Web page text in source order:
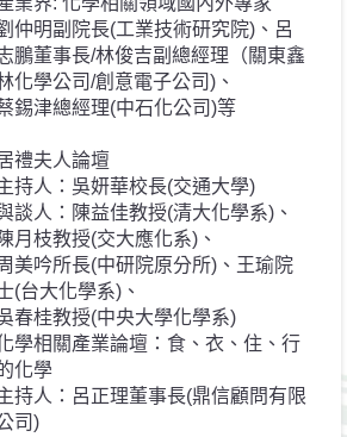
仲明副院長(工業技術研究院)、呂
鵬董事長/林俊吉副總經理（關東鑫
化學公司/創意電子公司)、
錫津總經理(中石化公司)等
禮夫人論壇
持人：吳妍華校長(交通大學)
談人：陳益佳教授(清大化學系)、
陳月枝教授(交大應化系)、
美吟所長(中研院原分所)、王瑜院
(台大化學系)、
春桂教授(中央大學化學系)
學相關產業論壇：食、衣、住、行
化學
持人：呂正理董事長(鼎信顧問有限
司)